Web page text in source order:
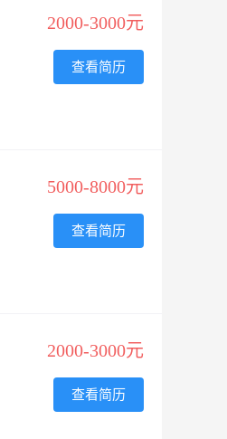
2000-3000元
查看简历
5000-8000元
查看简历
2000-3000元
查看简历